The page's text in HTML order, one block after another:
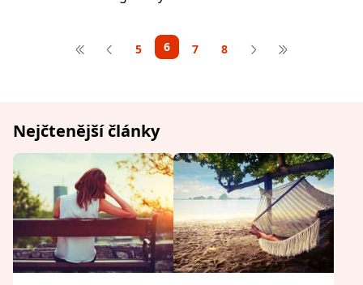
5 6 7 8
Nejčtenější články